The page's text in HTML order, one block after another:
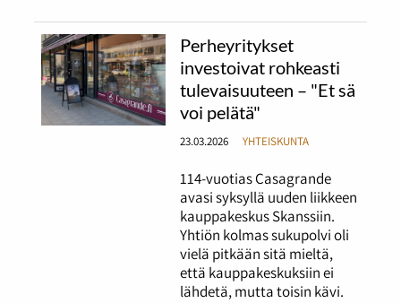
Perheyritykset
investoivat rohkeasti
tulevaisuuteen – "Et sä
voi pelätä"
23.03.2026 YHTEISKUNTA
114-vuotias Casagrande
avasi syksyllä uuden liikkeen
kauppakeskus Skanssiin.
Yhtiön kolmas sukupolvi oli
vielä pitkään sitä mieltä,
että kauppakeskuksiin ei
lähdetä, mutta toisin kävi.